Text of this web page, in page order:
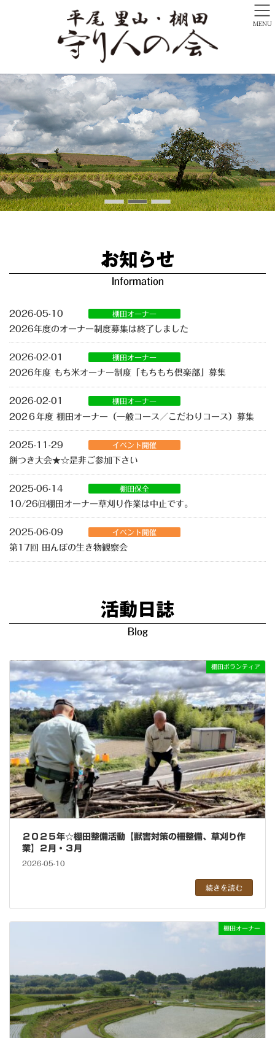
お知らせ
Information
2026-05-10 棚田オーナー
2026年度のオーナー制度募集は終了しました
2026-02-01 棚田オーナー
2026年度 もち⽶オーナー制度「もちもち倶楽部」募集
2026-02-01 棚田オーナー
202６年度 棚田オーナー（一般コース／こだわりコース）募集
2025-11-29 イベント開催
餅つき大会★☆是非ご参加下さい
2025-06-14 棚田保全
10/26㈰棚田オーナー草刈り作業は中止です。
2025-06-09 イベント開催
第17回 田んぼの生き物観察会
活動日誌
Blog
棚田ボランティア
２０２５年☆棚田整備活動【獣害対策の柵整備、草刈り作
業】２月・３月
2026-05-10
続きを読む
棚田オーナー
MENU